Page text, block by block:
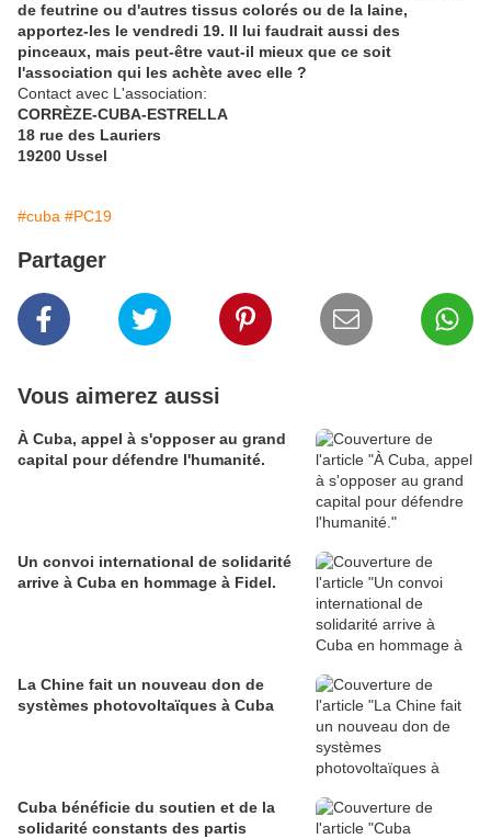
de feutrine ou d'autres tissus colorés ou de la laine,
apportez-les le vendredi 19. Il lui faudrait aussi des
pinceaux, mais peut-être vaut-il mieux que ce soit
l'association qui les achète avec elle ?
Contact avec L'association:
CORRÈZE-CUBA-ESTRELLA
18 rue des Lauriers
19200 Ussel
#cuba #PC19
Partager
Vous aimerez aussi
À Cuba, appel à s'opposer au grand
capital pour défendre l'humanité.
Un convoi international de solidarité
arrive à Cuba en hommage à Fidel.
La Chine fait un nouveau don de
systèmes photovoltaïques à Cuba
Cuba bénéficie du soutien et de la
solidarité constants des partis